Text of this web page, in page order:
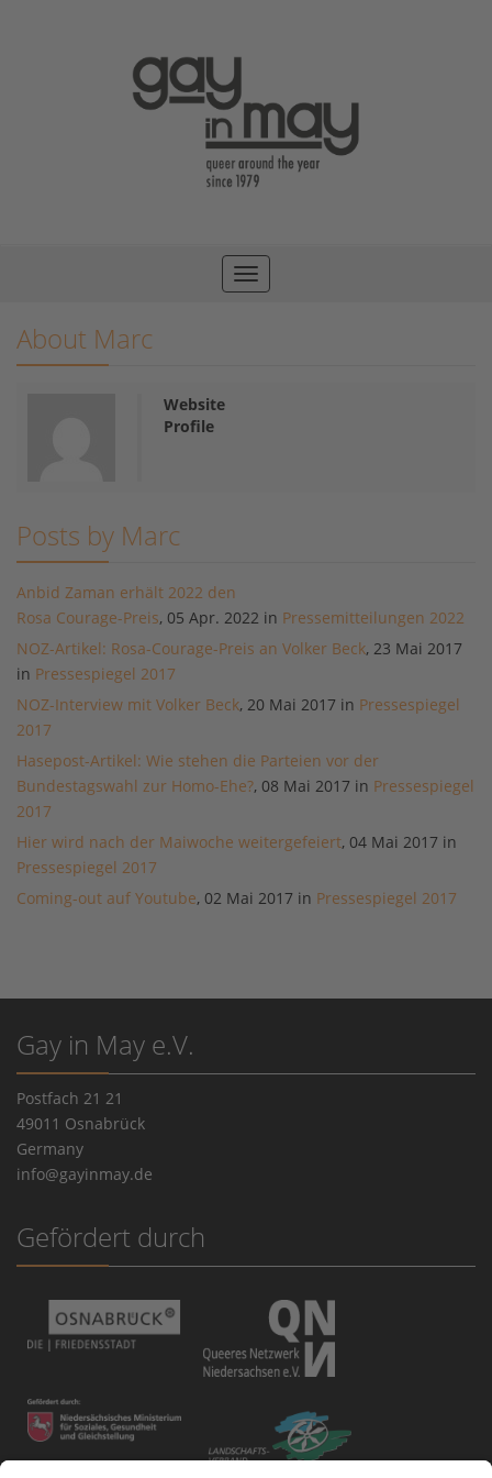
Toggle
About Marc
Website
Profile
Posts by Marc
Anbid Zaman erhält 2022 den
Rosa Courage-Preis, 05 Apr. 2022 in Pressemitteilungen 2022
NOZ-Artikel: Rosa-Courage-Preis an Volker Beck, 23 Mai 2017
in Pressespiegel 2017
NOZ-Interview mit Volker Beck, 20 Mai 2017 in Pressespiegel
2017
Hasepost-Artikel: Wie stehen die Parteien vor der
Bundestagswahl zur Homo-Ehe?, 08 Mai 2017 in Pressespiegel
2017
Hier wird nach der Maiwoche weitergefeiert, 04 Mai 2017 in
Pressespiegel 2017
Coming-out auf Youtube, 02 Mai 2017 in Pressespiegel 2017
Gay in May e.V.
Postfach 21 21
49011 Osnabrück
Germany
info@gayinmay.de
Gefördert durch